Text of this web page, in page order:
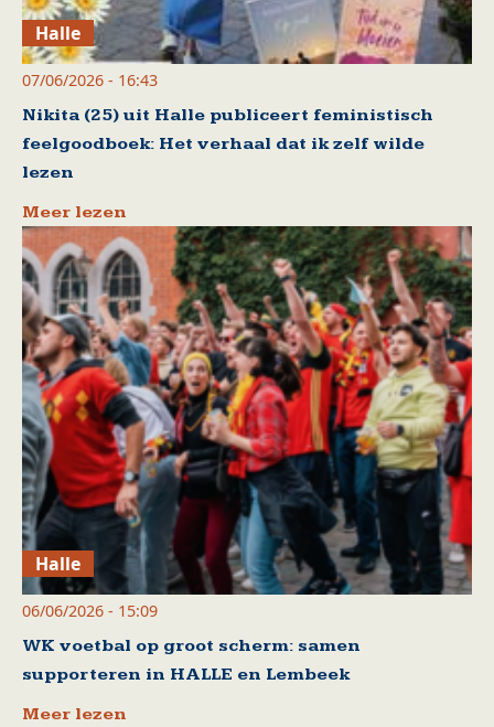
Halle
07/06/2026 - 16:43
Nikita (25) uit Halle publiceert feministisch
feelgoodboek: Het verhaal dat ik zelf wilde
lezen
Meer lezen
Halle
06/06/2026 - 15:09
WK voetbal op groot scherm: samen
supporteren in HALLE en Lembeek
Meer lezen